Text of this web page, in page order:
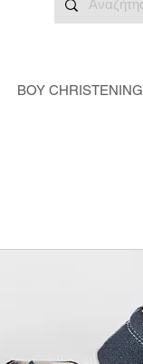
BOY CHRISTENING